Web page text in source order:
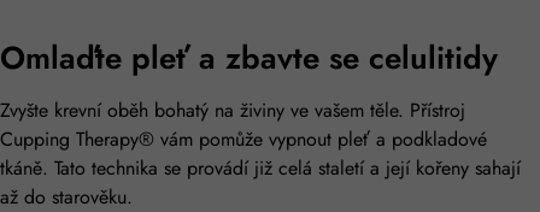
Omlaďte pleť a zbavte se celulitidy​
Zvyšte krevní oběh bohatý na živiny ve vašem těle. Přístroj
Cupping Therapy® vám pomůže vypnout pleť a podkladové
tkáně. Tato technika se provádí již celá staletí a její kořeny sahají
až do starověku.